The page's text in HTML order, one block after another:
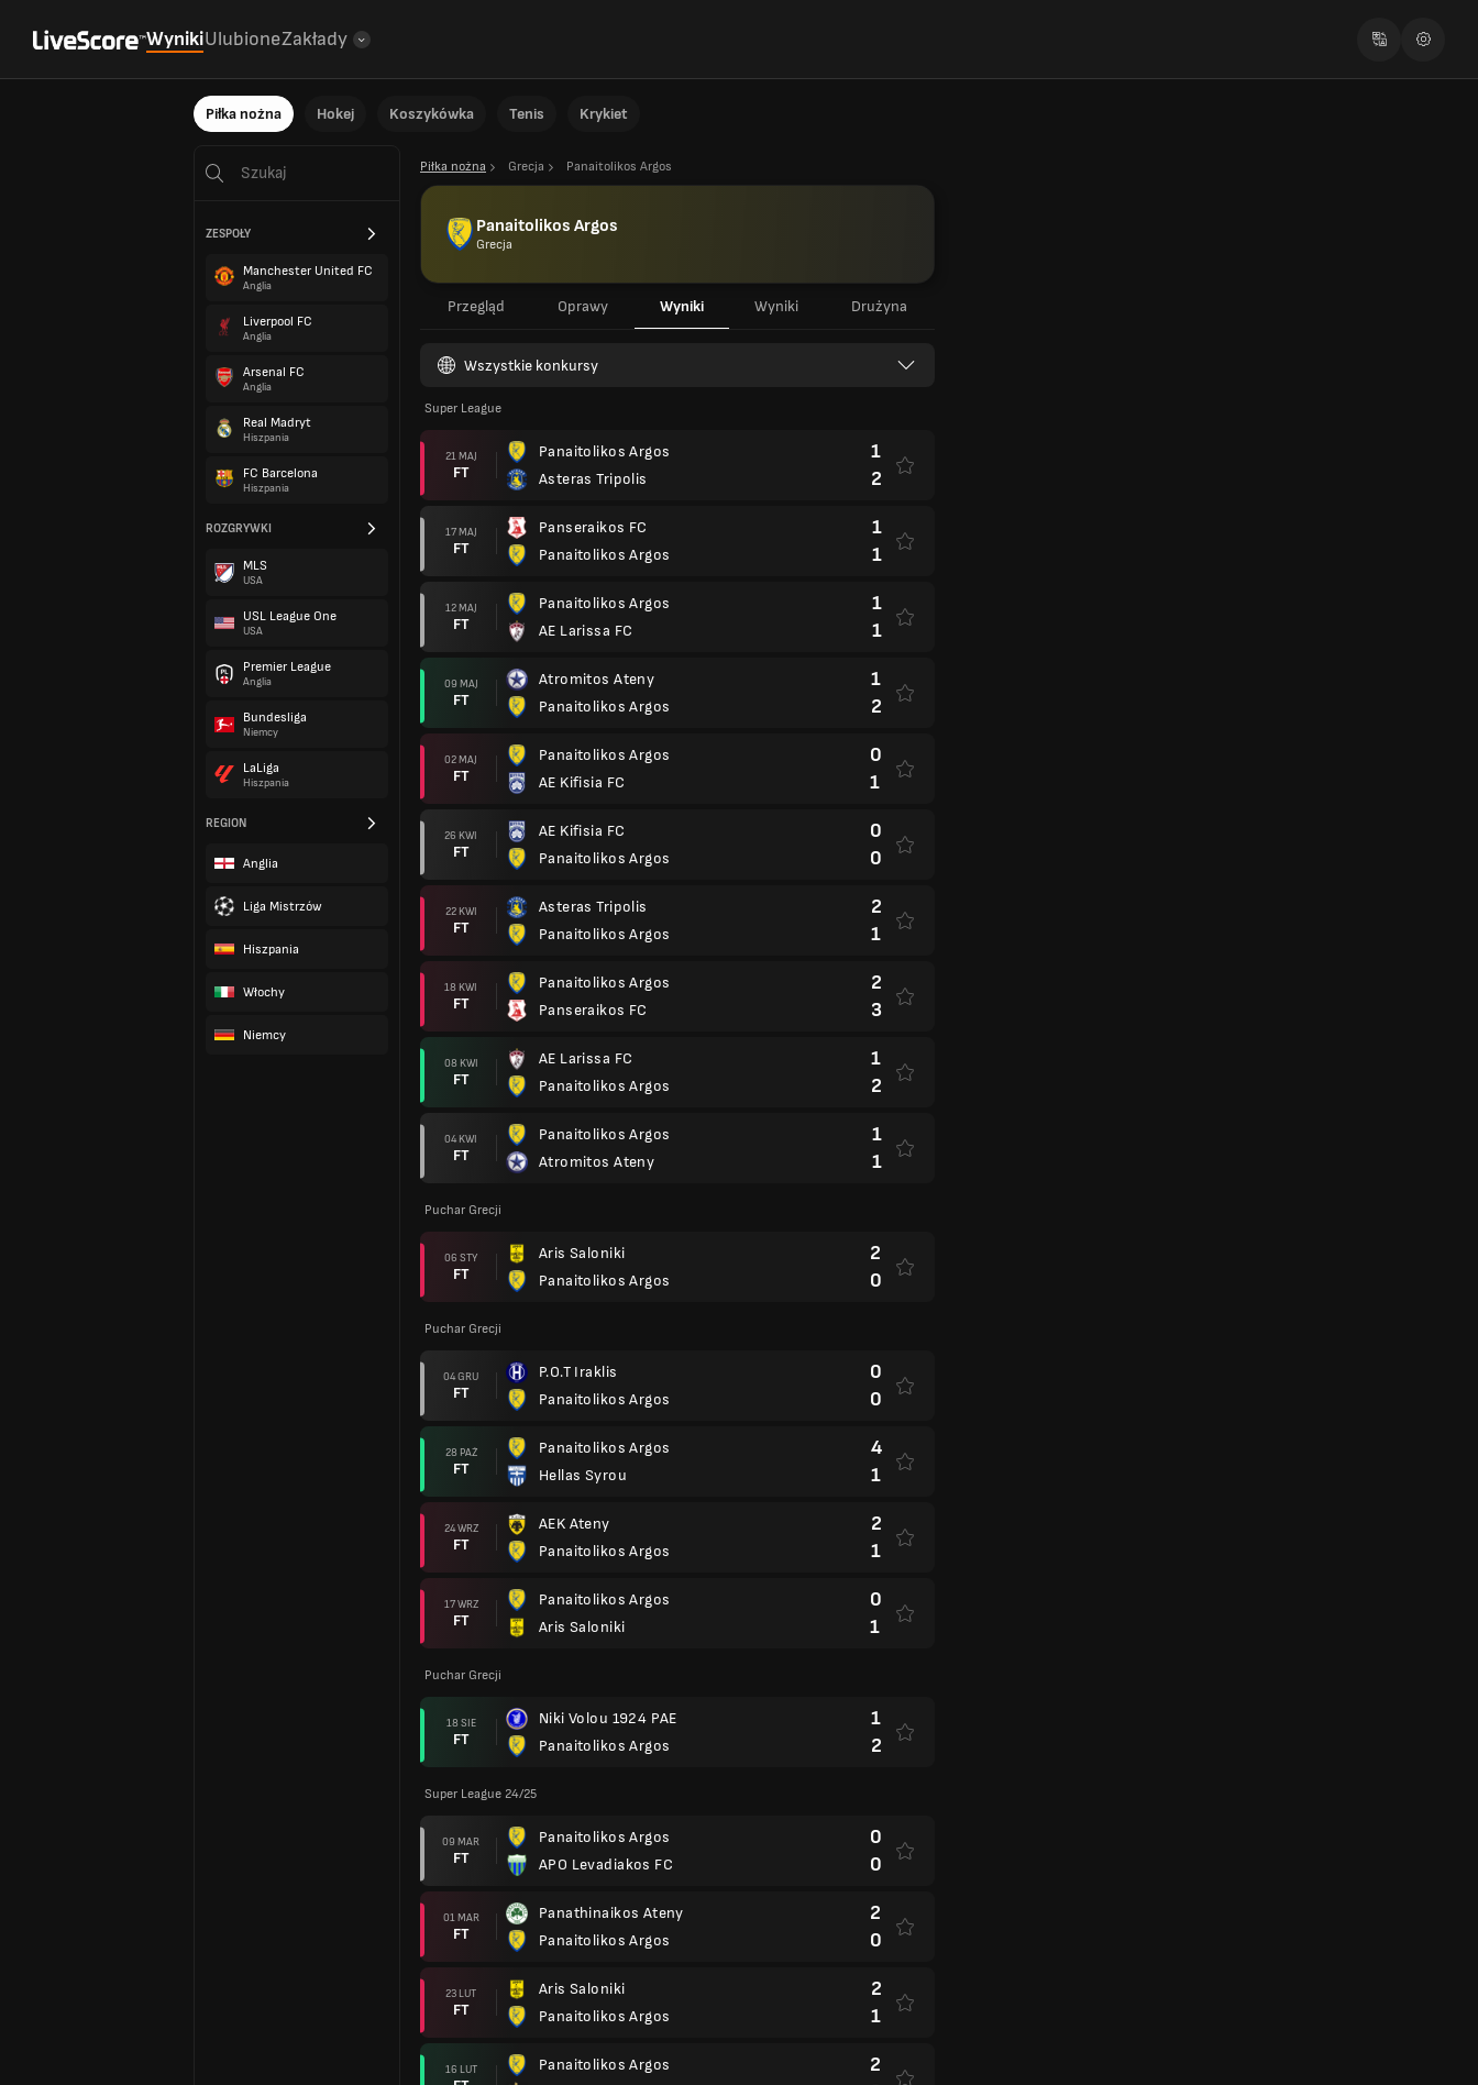
WynikiUlubioneZakłady
Piłka nożna Hokej Koszykówka Tenis Krykiet
ZESPOŁY
Manchester United FC
Anglia
Liverpool FC
Anglia
Arsenal FC
Anglia
Real Madryt
Hiszpania
FC Barcelona
Hiszpania
ROZGRYWKI
MLS
USA
USL League One
USA
Premier League
Anglia
Bundesliga
Niemcy
LaLiga
Hiszpania
REGION
Anglia
Liga Mistrzów
Hiszpania
Włochy
Niemcy
Piłka nożna Grecja Panaitolikos Argos
Panaitolikos Argos
Grecja
Przegląd Oprawy Wyniki Wyniki Drużyna
Wszystkie konkursy
Super League
21 MAJ
FT
Panaitolikos Argos
Asteras Tripolis
1
2
17 MAJ
FT
Panseraikos FC
Panaitolikos Argos
1
1
12 MAJ
FT
Panaitolikos Argos
AE Larissa FC
1
1
09 MAJ
FT
Atromitos Ateny
Panaitolikos Argos
1
2
02 MAJ
FT
Panaitolikos Argos
AE Kifisia FC
0
1
26 KWI
FT
AE Kifisia FC
Panaitolikos Argos
0
0
22 KWI
FT
Asteras Tripolis
Panaitolikos Argos
2
1
18 KWI
FT
Panaitolikos Argos
Panseraikos FC
2
3
08 KWI
FT
AE Larissa FC
Panaitolikos Argos
1
2
04 KWI
FT
Panaitolikos Argos
Atromitos Ateny
1
1
Puchar Grecji
06 STY
FT
Aris Saloniki
Panaitolikos Argos
2
0
Puchar Grecji
04 GRU
FT
P.O.T Iraklis
Panaitolikos Argos
0
0
28 PAŹ
FT
Panaitolikos Argos
Hellas Syrou
4
1
24 WRZ
FT
AEK Ateny
Panaitolikos Argos
2
1
17 WRZ
FT
Panaitolikos Argos
Aris Saloniki
0
1
Puchar Grecji
18 SIE
FT
Niki Volou 1924 PAE
Panaitolikos Argos
1
2
Super League 24/25
09 MAR
FT
Panaitolikos Argos
APO Levadiakos FC
0
0
01 MAR
FT
Panathinaikos Ateny
Panaitolikos Argos
2
0
23 LUT
FT
Aris Saloniki
Panaitolikos Argos
2
1
16 LUT
Panaitolikos Argos
2